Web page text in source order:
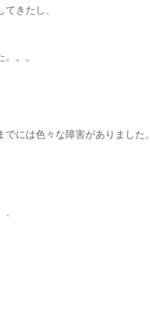
きたし、
。。
には色々な障害がありました。